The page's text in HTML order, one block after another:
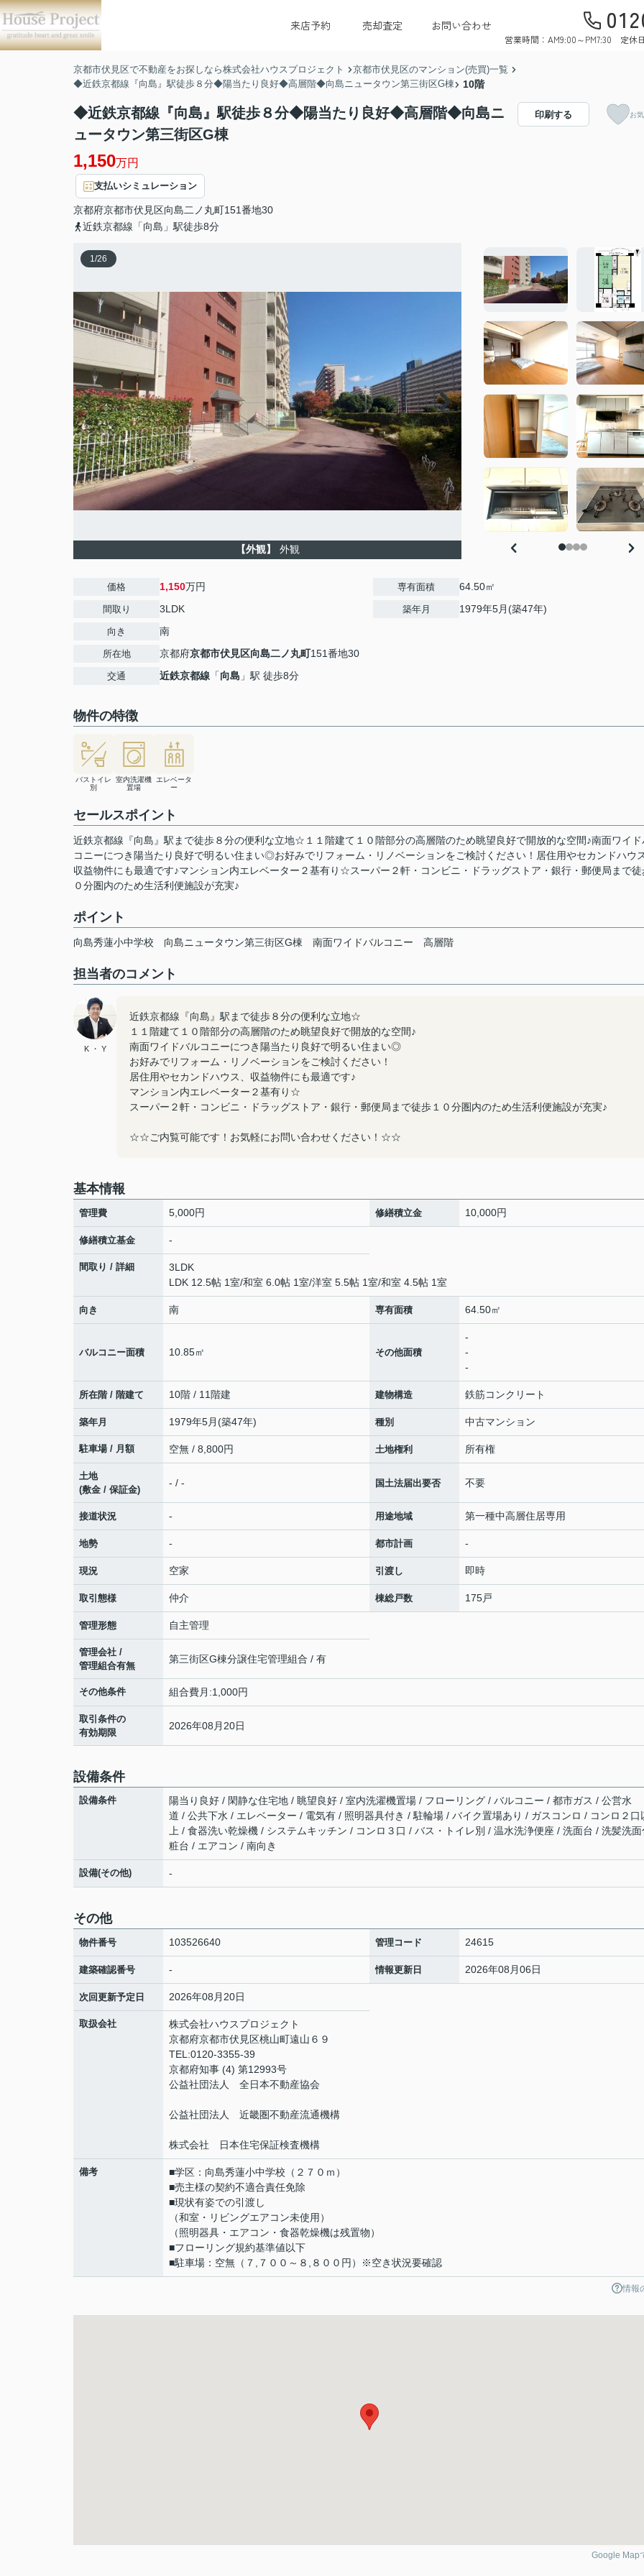
来店予約 売却査定 お問い合わせ
営業時間：AM9:00～PM7:30 定休
京都市伏見区で不動産をお探しなら株式会社ハウスプロジェクト
京都市伏見区のマンション(売買)一覧
◆近鉄京都線『向島』駅徒歩８分◆陽当たり良好◆高層階◆向島ニュータウン第三街区G棟
10階
◆近鉄京都線『向島』駅徒歩８分◆陽当たり良好◆高層階◆向島ニ
ュータウン第三街区G棟
1,150万円
支払いシミュレーション
京都府京都市伏見区向島二ノ丸町151番地30
近鉄京都線「向島」駅徒歩8分
印刷する お
1/26
【外観】 外観
価格 1,150万円
間取り 3LDK
向き 南
所在地 京都府京都市伏見区向島二ノ丸町151番地30
交通 近鉄京都線 「向島 」駅 徒歩8分
専有面積 64.50㎡
築年月 1979年5月(築47年)
物件の特徴
バストイレ
別
室内洗濯機
置場
エレベータ
ー
セールスポイント
近鉄京都線『向島』駅まで徒歩８分の便利な立地☆１１階建て１０階部分の高層階のため眺望良好で開放的な空間♪南面ワイド
コニーにつき陽当たり良好で明るい住まい◎お好みでリフォーム・リノベーションをご検討ください！居住用やセカンドハウ
収益物件にも最適です♪マンション内エレベーター２基有り☆スーパー２軒・コンビニ・ドラッグストア・銀行・郵便局まで徒
０分圏内のため生活利便施設が充実♪
ポイント
向島秀蓮小中学校 向島ニュータウン第三街区G棟 南面ワイドバルコニー 高層階
担当者のコメント
K ・ Y
近鉄京都線『向島』駅まで徒歩８分の便利な立地☆
１１階建て１０階部分の高層階のため眺望良好で開放的な空間♪
南面ワイドバルコニーにつき陽当たり良好で明るい住まい◎
お好みでリフォーム・リノベーションをご検討ください！
居住用やセカンドハウス、収益物件にも最適です♪
マンション内エレベーター２基有り☆
スーパー２軒・コンビニ・ドラッグストア・銀行・郵便局まで徒歩１０分圏内のため生活利便施設が充実♪
☆☆ご内覧可能です！お気軽にお問い合わせください！☆☆
基本情報
管理費 5,000円 修繕積立金 10,000円
修繕積立基金 -
間取り / 詳細
3LDK
LDK 12.5帖 1室/和室 6.0帖 1室/洋室 5.5帖 1室/和室 4.5帖 1室
向き 南 専有面積 64.50㎡
バルコニー面積 10.85㎡ その他面積
-
-
-
所在階 / 階建て 10階 / 11階建 建物構造 鉄筋コンクリート
築年月 1979年5月(築47年) 種別 中古マンション
駐車場 / 月額 空無 / 8,800円 土地権利 所有権
土地
(敷金 / 保証金)
- / - 国土法届出要否 不要
接道状況 - 用途地域 第一種中高層住居専用
地勢 - 都市計画 -
現況 空家 引渡し 即時
取引態様 仲介 棟総戸数 175戸
管理形態 自主管理
管理会社 /
管理組合有無
第三街区G棟分譲住宅管理組合 / 有
その他条件 組合費月:1,000円
取引条件の
有効期限
2026年08月20日
設備条件
設備条件
陽当り良好 / 閑静な住宅地 / 眺望良好 / 室内洗濯機置場 / フローリング / バルコニー / 都市ガス / 公営水
道 / 公共下水 / エレベーター / 電気有 / 照明器具付き / 駐輪場 / バイク置場あり / ガスコンロ / コンロ２口
上 / 食器洗い乾燥機 / システムキッチン / コンロ３口 / バス・トイレ別 / 温水洗浄便座 / 洗面台 / 洗髪洗面
粧台 / エアコン / 南向き
設備(その他) -
その他
物件番号 103526640 管理コード 24615
建築確認番号 - 情報更新日 2026年08月06日
次回更新予定日 2026年08月20日
取扱会社
株式会社ハウスプロジェクト
京都府京都市伏見区桃山町遠山６９
TEL:0120-3355-39
京都府知事 (4) 第12993号
公益社団法人 全日本不動産協会
公益社団法人 近畿圏不動産流通機構
株式会社 日本住宅保証検査機構
備考
■学区：向島秀蓮小中学校（２７０ｍ）
■売主様の契約不適合責任免除
■現状有姿での引渡し
（和室・リビングエアコン未使用）
（照明器具・エアコン・食器乾燥機は残置物）
■フローリング規約基準値以下
■駐車場：空無（７,７００～８,８００円）※空き状況要確認
情報
Google Map